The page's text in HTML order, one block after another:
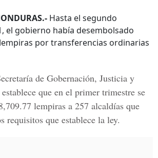
Hasta el segundo
el gobierno había desembolsado
lempiras por transferencias ordinarias
de Gobernación, Justicia y
establece que en el primer trimestre se
lempiras a 257 alcaldías que
requisitos que establece la ley.